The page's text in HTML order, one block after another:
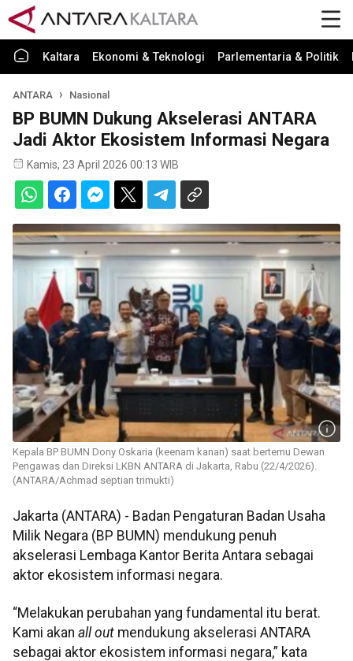
Kaltara Ekonomi & Teknologi Parlementaria & Politik
ANTARA Nasional
BP BUMN Dukung Akselerasi ANTARA
Jadi Aktor Ekosistem Informasi Negara
Kamis, 23 April 2026 00:13 WIB
Kepala BP BUMN Dony Oskaria (keenam kanan) saat bertemu Dewan
Pengawas dan Direksi LKBN ANTARA di Jakarta, Rabu (22/4/2026).
(ANTARA/Achmad septian trimukti)
Jakarta (ANTARA) - Badan Pengaturan Badan Usaha
Milik Negara (BP BUMN) mendukung penuh
akselerasi Lembaga Kantor Berita Antara sebagai
aktor ekosistem informasi negara.
“Melakukan perubahan yang fundamental itu berat.
Kami akan all out mendukung akselerasi ANTARA
sebagai aktor ekosistem informasi negara,” kata